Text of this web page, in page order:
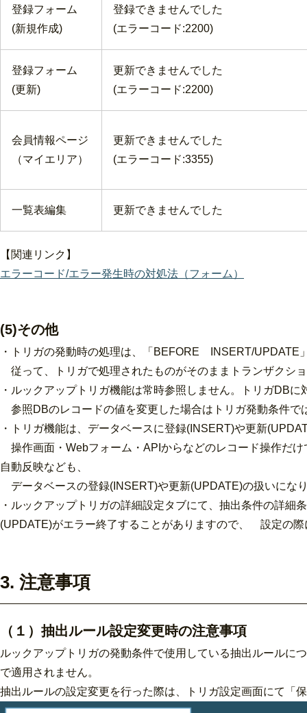
登録フォーム
(新規作成)
登録できませんでした
(エラーコード:2200)
登録フォーム
(更新)
更新できませんでした
(エラーコード:2200)
会員情報ページ
（マイエリア）
更新できませんでした
(エラーコード:3355)
一覧表編集 更新できませんでした
【関連リンク】
エラーコード/エラー発生時の対処法（フォーム）
(5)その他
・トリガの発動時の処理は、「BEFORE INSERT/
従って、トリガで処理されたものがそのままトランザクシ
・ルックアップトリガ機能は常時参照しません。トリガDB
参照DBのレコードの値を変更した場合はトリガ発動条件で
・トリガ機能は、データベースに登録(INSERT)や更新
操作画面・Webフォーム・APIからなどのレコード操作だ
自動反映なども、
データベースの登録(INSERT)や更新(UPDATE)の扱いにな
・ ルックアップトリガの詳細設定タブにて、抽出条件の詳細
(UPDATE)がエラー終了することがありますので、 設定の際
3. 注意事項
（１）抽出ルール設定変更時の注意事項
ルックアップトリガの発動条件で使用している抽出ルールに
で適用されません。
抽出ルールの設定変更を行った際は、トリガ設定画面にて「